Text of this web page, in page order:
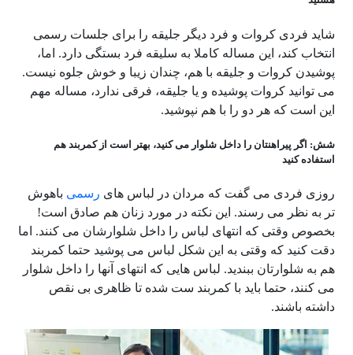
شاید فردی کروات و فرد دیگر جلیقه را برای جلسات رسمی
انتخاب کند، این مساله کاملا به سلیقه فرد بستگی دارد. اما،
پوشیدن کروات و جلیقه با هم، چندان زیبا و خوش جلوه نیست.
می توانید کروات پوشیده و یا جلیقه، فرقی ندارد، مساله مهم
این است که هر دو را با هم نپوشید.
شش: اگر پیراهنتان را داخل شلوار می کنید، بهتر است از کمربند هم
استفاده کنید
روزی فردی می گفت که مردان در لباس های رسمی باهوش
تر به نظر می رسند. این نکته در مورد زنان هم صادق است!
بخصوص وقتی که انتهای لباس را داخل شلوارشان می کنند. اما
دقت کنید که وقتی به این شکل لباس می پوشید حتما کمربند
هم به شلوارتان ببندید. لباس هایی که انتهای آنها را داخل شلوار
می کنند، حتما باید با کمربند ست شده تا ظاهری بی نقص
داشته باشند.